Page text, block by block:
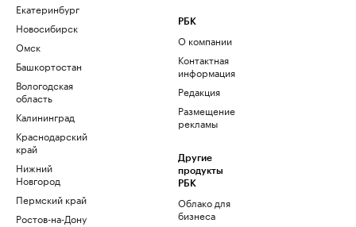
Екатеринбург
Новосибирск
Омск
Башкортостан
Вологодская
область
Калининград
Краснодарский
край
Нижний
Новгород
Пермский край
Ростов-на-Дону
РБК
О компании
Контактная
информация
Редакция
Размещение
рекламы
Другие
продукты
РБК
Облако для
бизнеса